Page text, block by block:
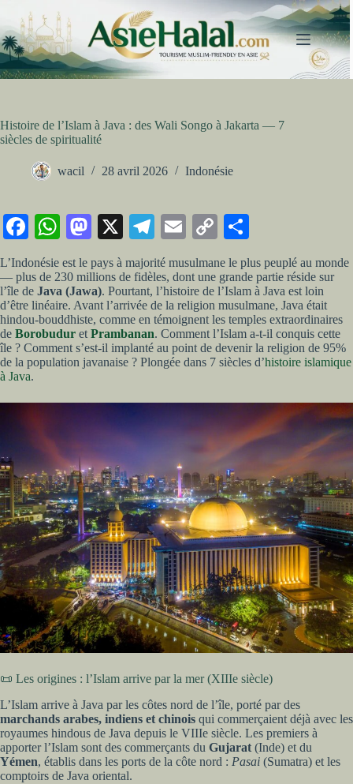
contenu
Histoire de l’Islam à Java : des Wali Songo à Jakarta — 7
siècles de spiritualité
wacil 28 avril 2026 Indonésie
Fa
ce
bo
ok
W
ha
ts
A
pp
M
to
do
n
X
Te
le
gr
a
m
E
m
ail
C
op
y
Li
nk
ag
er
L’Indonésie est le pays à majorité musulmane le plus peuplé au monde
— plus de 230 millions de fidèles, dont une grande partie réside sur
l’île de Java (Jawa). Pourtant, l’histoire de l’Islam à Java est loin
d’être linéaire. Avant l’arrivée de la religion musulmane, Java était
hindou-bouddhiste, comme en témoignent les temples extraordinaires
de Borobudur et Prambanan. Comment l’Islam a-t-il conquis cette
île ? Comment s’est-il implanté au point de devenir la religion de 95%
de la population javanaise ? Plongée dans 7 siècles d’histoire islamique
à Java.
📜 Les origines : l’Islam arrive par la mer (XIIIe siècle)
L’Islam arrive à Java par les côtes nord de l’île, porté par des
marchands arabes, indiens et chinois qui commerçaient déjà avec les
royaumes hindous de Java depuis le VIIIe siècle. Les premiers à
apporter l’Islam sont des commerçants du Gujarat (Inde) et du
Yémen, établis dans les ports de la côte nord : Pasai (Sumatra) et les
comptoirs de Java oriental.